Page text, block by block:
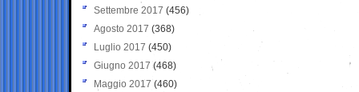
Settembre 2017 (456)
Agosto 2017 (368)
Luglio 2017 (450)
Giugno 2017 (468)
Maggio 2017 (460)